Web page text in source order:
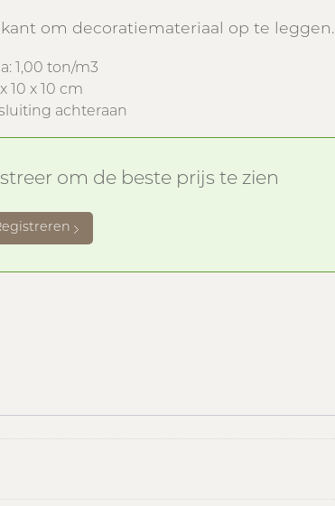
om decoratiemateriaal op te leggen.
1,00 ton/m3
10 x 10 cm
achteraan
om de beste prijs te zien